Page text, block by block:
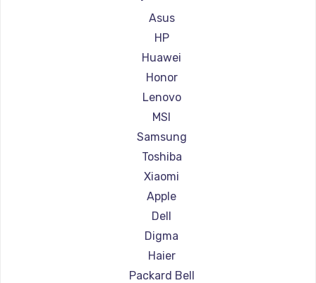
Ремонт ноутбуков Gigabyte
Ремонт ноутбуков Aorus
Ремонт ноутбуков Maibenben
Ремонт ноутбуков Getac
Ремонт ноутбуков Epson
Ремонт ноутбуков Philips
Ремонт ноутбуков LG
Ремонт ноутбуков Panasonic
Ремонт ноутбуков Irbis
Ремонт ноутбуков Thunderobot
Ремонт ноутбуков Hasee
Ремонт ноутбуков ZTE
Ремонт ноутбуков Hiper
Ремонт ноутбуков Evga
Asus
HP
Huawei
Honor
Lenovo
MSI
Samsung
Toshiba
Xiaomi
Apple
Dell
Digma
Haier
Packard Bell